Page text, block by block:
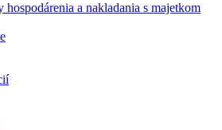
hospodárenia a nakladania s majetkom